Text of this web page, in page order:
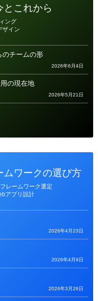
とこれから
ング
ザイン
のチームの形
2026年6月4日
の現在地
2026年5月21日
ムワークの選び方
レームワーク選定
アプリ設計
2026年4月23日
2026年4月9日
2026年3月26日